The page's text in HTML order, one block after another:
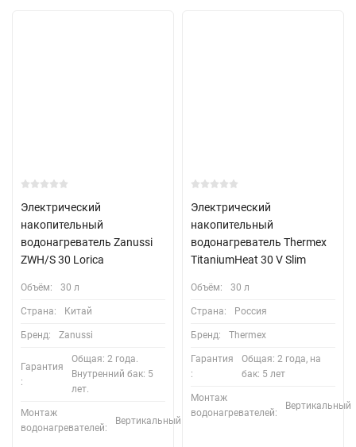
Электрический
накопительный
водонагреватель Zanussi
ZWH/S 30 Lorica
Объём: 30 л
Страна: Китай
Бренд: Zanussi
Гарантия
:
Общая: 2 года.
Внутренний бак: 5
лет.
Монтаж
водонагревателей:
Вертикальный
Электрический
накопительный
водонагреватель Thermex
TitaniumHeat 30 V Slim
Объём: 30 л
Страна: Россия
Бренд: Thermex
Гарантия
:
Общая: 2 года, на
бак: 5 лет
Монтаж
водонагревателей:
Вертикальный